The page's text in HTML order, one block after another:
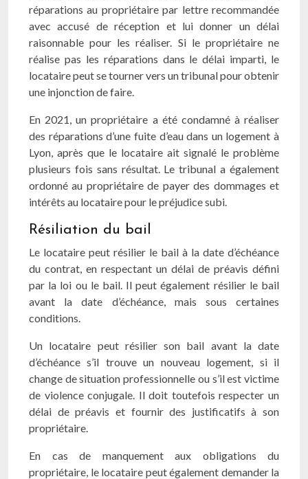
réparations au propriétaire par lettre recommandée
avec accusé de réception et lui donner un délai
raisonnable pour les réaliser. Si le propriétaire ne
réalise pas les réparations dans le délai imparti, le
locataire peut se tourner vers un tribunal pour obtenir
une injonction de faire.
En 2021, un propriétaire a été condamné à réaliser
des réparations d’une fuite d’eau dans un logement à
Lyon, après que le locataire ait signalé le problème
plusieurs fois sans résultat. Le tribunal a également
ordonné au propriétaire de payer des dommages et
intérêts au locataire pour le préjudice subi.
Résiliation du bail
Le locataire peut résilier le bail à la date d’échéance
du contrat, en respectant un délai de préavis défini
par la loi ou le bail. Il peut également résilier le bail
avant la date d’échéance, mais sous certaines
conditions.
Un locataire peut résilier son bail avant la date
d’échéance s’il trouve un nouveau logement, si il
change de situation professionnelle ou s’il est victime
de violence conjugale. Il doit toutefois respecter un
délai de préavis et fournir des justificatifs à son
propriétaire.
En cas de manquement aux obligations du
propriétaire, le locataire peut également demander la